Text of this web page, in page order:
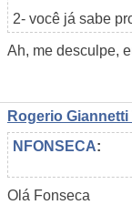
2- você já sabe
Ah, me desculpe,
Rogerio Giannetti
NFONSECA:
Olá Fonseca